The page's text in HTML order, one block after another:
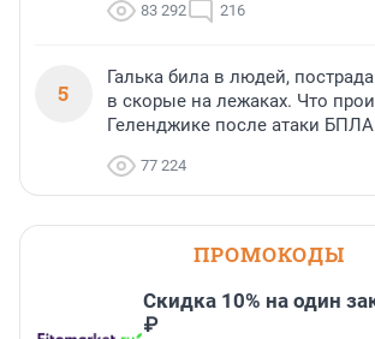
83 292 216
5
Галька била в людей,
в скорые на лежаках. Что
Геленджике после атаки БПЛА
77 224
ПРОМОКОДЫ
Скидка 10% на один
₽